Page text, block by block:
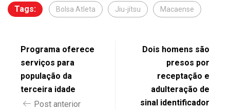
Tags: Bolsa Atleta Jiu-jítsu Macaense
Programa oferece
serviços para
população da
terceira idade
Post anterior
Dois homens são
presos por
receptação e
adulteração de
sinal identificador